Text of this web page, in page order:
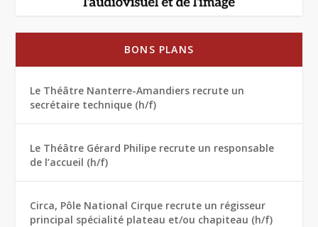
BONS PLANS
Le Théâtre Nanterre-Amandiers recrute un
secrétaire technique (h/f)
Le Théâtre Gérard Philipe recrute un responsable
de l’accueil (h/f)
Circa, Pôle National Cirque recrute un régisseur
principal spécialité plateau et/ou chapiteau (h/f)